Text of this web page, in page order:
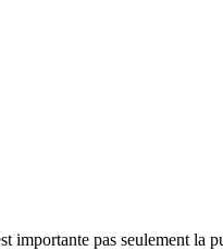
importante pas seulement la